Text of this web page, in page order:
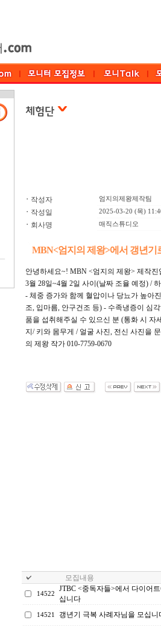
ㆍ 작성자 엄지의제왕제작팀
ㆍ 작성일 2025-03-20 (목)
ㆍ 회사명 매직스튜디오
MBN<엄지의 제왕>에서 갱년기
안녕하세요~! MBN <엄지의 제왕> 제작
3월 28일~4월 2일 사이(날짜 조율 예정) /
- 체중 증가와 함께 혈압이나 당뇨가 높아
조, 입마름, 안구건조 등) - 수족냉증이 심
품을 섭취해주실 수 있으신 분 (통화 시
지/ 키와 몸무게 / 얼굴 사진, 전신 사진을
의 제왕 작가 010-7759-0670
모집내용
14522
JTBC <중독자들>에서 다이어
십니다
14521 갱년기 극복 사례자님을 모십니